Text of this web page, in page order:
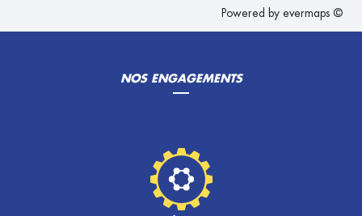
Powered by evermaps ©
NOS ENGAGEMENTS